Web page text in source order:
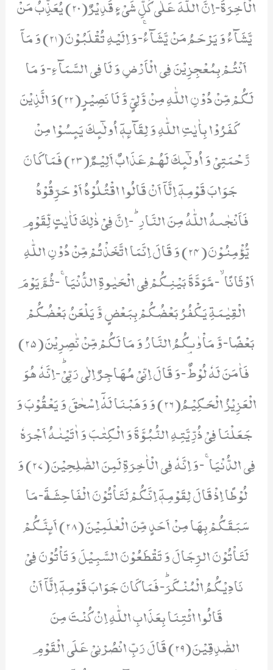
یَّشَآءُ وَ یَرْحَمُ مَنْ یَّشَآءُۚ-وَ اِلَیْهِ تُقْلَبُوْنَ(21) وَ مَاۤ
اَنْتُمْ بِمُعْجِزِیْنَ فِی الْاَرْضِ وَ لَا فِی السَّمَآءِ-وَ مَا
لَكُمْ مِّنْ دُوْنِ اللّٰهِ مِنْ وَّلِیٍّ وَّ لَا نَصِیْرٍ(22)وَ الَّذِیْنَ
كَفَرُوْا بِاٰیٰتِ اللّٰهِ وَ لِقَآىٕهٖۤ اُولٰٓىٕكَ یَىٕسُوْا مِنْ
رَّحْمَتِیْ وَ اُولٰٓىٕكَ لَهُمْ عَذَابٌ اَلِیْمٌ(23) فَمَا كَانَ
جَوَابَ قَوْمِهٖۤ اِلَّاۤ اَنْ قَالُوا اقْتُلُوْهُ اَوْ حَرِّقُوْهُ
فَاَنْجٰىهُ اللّٰهُ مِنَ النَّارِؕ-اِنَّ فِیْ ذٰلِكَ لَاٰیٰتٍ لِّقَوْمٍ
یُّؤْمِنُوْنَ(24) وَ قَالَ اِنَّمَا اتَّخَذْتُمْ مِّنْ دُوْنِ اللّٰهِ
اَوْثَانًاۙ-مَّوَدَّةَ بَیْنِكُمْ فِی الْحَیٰوةِ الدُّنْیَاۚ-ثُمَّ یَوْمَ
الْقِیٰمَةِ یَكْفُرُ بَعْضُكُمْ بِبَعْضٍ وَّ یَلْعَنُ بَعْضُكُمْ
بَعْضًا-وَّ مَاْوٰىكُمُ النَّارُ وَ مَا لَكُمْ مِّنْ نّٰصِرِیْنَ(25)
فَاٰمَنَ لَهٗ لُوْطٌۘ-وَ قَالَ اِنِّیْ مُهَاجِرٌ اِلٰى رَبِّیْؕ-اِنَّهٗ هُوَ
الْعَزِیْزُ الْحَكِیْمُ(26) وَ وَهَبْنَا لَهٗۤ اِسْحٰقَ وَ یَعْقُوْبَ وَ
جَعَلْنَا فِیْ ذُرِّیَّتِهِ النُّبُوَّةَ وَ الْكِتٰبَ وَ اٰتَیْنٰهُ اَجْرَهٗ
فِی الدُّنْیَاۚ-وَ اِنَّهٗ فِی الْاٰخِرَةِ لَمِنَ الصّٰلِحِیْنَ(27) وَ
لُوْطًا اِذْ قَالَ لِقَوْمِهٖۤ اِنَّكُمْ لَتَاْتُوْنَ الْفَاحِشَةَ٘-مَا
سَبَقَكُمْ بِهَا مِنْ اَحَدٍ مِّنَ الْعٰلَمِیْنَ(28) اَىٕنَّكُمْ
لَتَاْتُوْنَ الرِّجَالَ وَ تَقْطَعُوْنَ السَّبِیْلَ وَ تَاْتُوْنَ فِیْ
نَادِیْكُمُ الْمُنْكَرَؕ-فَمَا كَانَ جَوَابَ قَوْمِهٖۤ اِلَّاۤ اَنْ
قَالُوا ائْتِنَا بِعَذَابِ اللّٰهِ اِنْ كُنْتَ مِنَ
الصّٰدِقِیْنَ(29) قَالَ رَبِّ انْصُرْنِیْ عَلَى الْقَوْمِ